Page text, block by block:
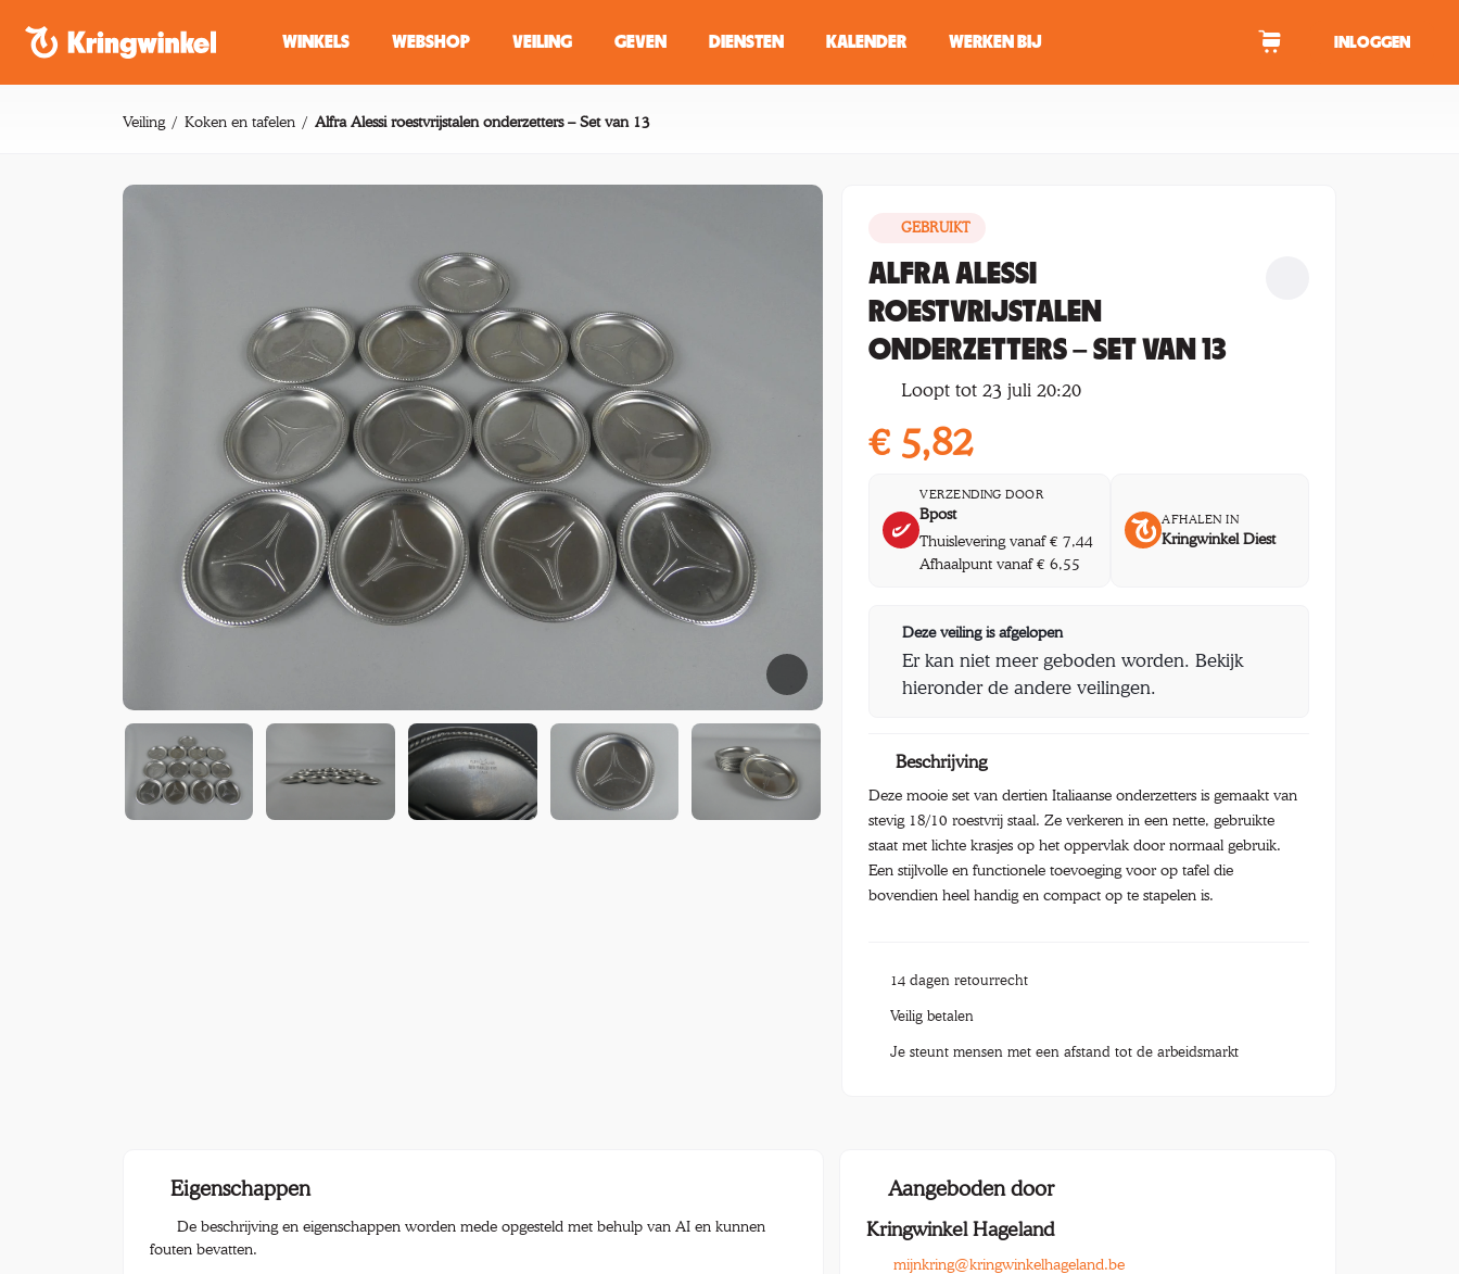
WINKELS
WEBSHOP VEILING GEVEN DIENSTEN KALENDER WERKEN BIJ INLOGGEN
Veiling Koken en tafelen Alfra Alessi roestvrijstalen onderzetters – Set van 13
GEBRUIKT
ALFRA ALESSI
ROESTVRIJSTALEN
ONDERZETTERS – SET VAN 13
Loopt tot 23 juli 20:20
€ 5,82
VERZENDING DOOR
Bpost
Thuislevering vanaf € 7,44
Afhaalpunt vanaf € 6,55
AFHALEN IN
Kringwinkel Diest
Deze veiling is afgelopen
Er kan niet meer geboden worden. Bekijk
hieronder de andere veilingen.
Beschrijving
Deze mooie set van dertien Italiaanse onderzetters is gemaakt van
stevig 18/10 roestvrij staal. Ze verkeren in een nette, gebruikte
staat met lichte krasjes op het oppervlak door normaal gebruik.
Een stijlvolle en functionele toevoeging voor op tafel die
bovendien heel handig en compact op te stapelen is.
14 dagen retourrecht
Veilig betalen
Je steunt mensen met een afstand tot de arbeidsmarkt
Eigenschappen
De beschrijving en eigenschappen worden mede opgesteld met behulp van AI en kunnen
fouten bevatten.
Aangeboden door
Kringwinkel Hageland
mijnkring@kringwinkelhageland.be